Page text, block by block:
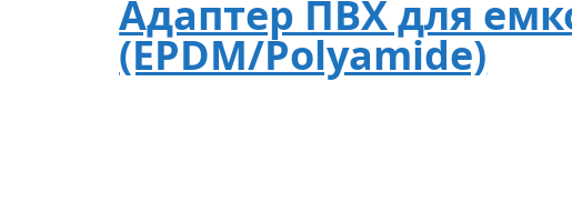
Адаптер ПВХ для
(EPDM/Polyamide)